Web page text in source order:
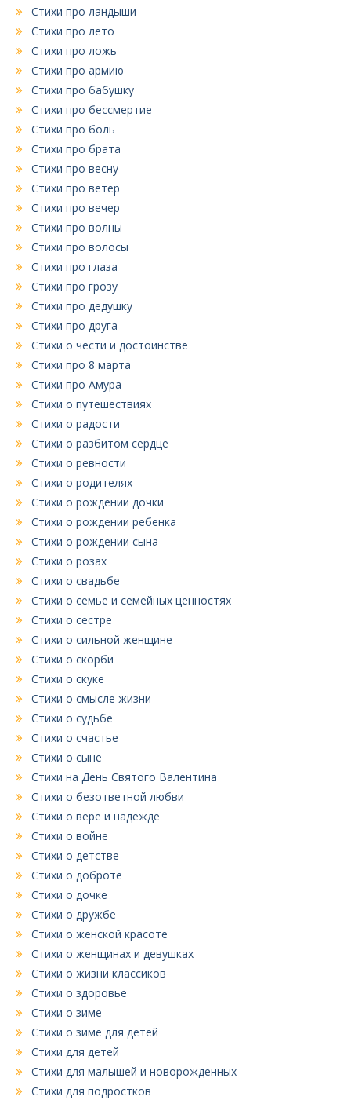
Стихи про ландыши
Стихи про лето
Стихи про ложь
Стихи про армию
Стихи про бабушку
Стихи про бессмертие
Стихи про боль
Стихи про брата
Стихи про весну
Стихи про ветер
Стихи про вечер
Стихи про волны
Стихи про волосы
Стихи про глаза
Стихи про грозу
Стихи про дедушку
Стихи про друга
Стихи о чести и достоинстве
Стихи про 8 марта
Стихи про Амура
Стихи о путешествиях
Стихи о радости
Стихи о разбитом сердце
Стихи о ревности
Стихи о родителях
Стихи о рождении дочки
Стихи о рождении ребенка
Стихи о рождении сына
Стихи о розах
Стихи о свадьбе
Стихи о семье и семейных ценностях
Стихи о сестре
Стихи о сильной женщине
Стихи о скорби
Стихи о скуке
Стихи о смысле жизни
Стихи о судьбе
Стихи о счастье
Стихи о сыне
Стихи на День Святого Валентина
Стихи о безответной любви
Стихи о вере и надежде
Стихи о войне
Стихи о детстве
Стихи о доброте
Стихи о дочке
Стихи о дружбе
Стихи о женской красоте
Стихи о женщинах и девушках
Стихи о жизни классиков
Стихи о здоровье
Стихи о зиме
Стихи о зиме для детей
Стихи для детей
Стихи для малышей и новорожденных
Стихи для подростков